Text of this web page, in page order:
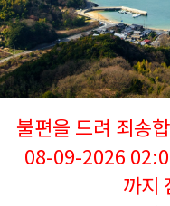
불편을 드려 죄송
08-09-2026
까지